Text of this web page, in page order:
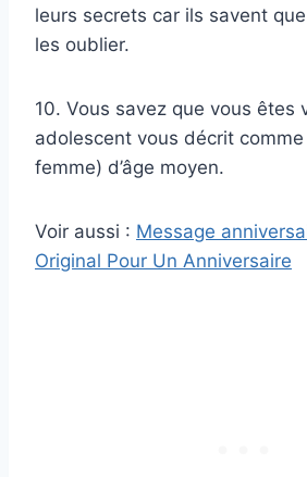
leurs secrets car ils savent
les oublier.
10. Vous savez que vous êtes
adolescent vous décrit
femme) d’âge moyen.
Voir aussi : Message
Original Pour Un Anniversaire